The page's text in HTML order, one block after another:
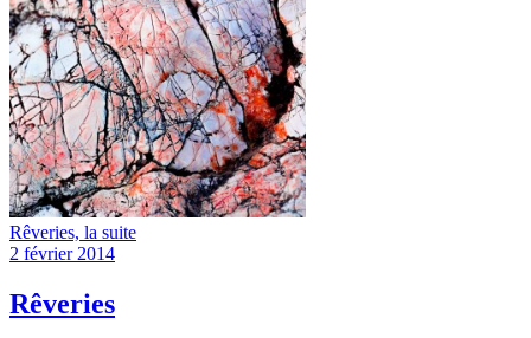
Rêveries, la suite
2 février 2014
Rêveries